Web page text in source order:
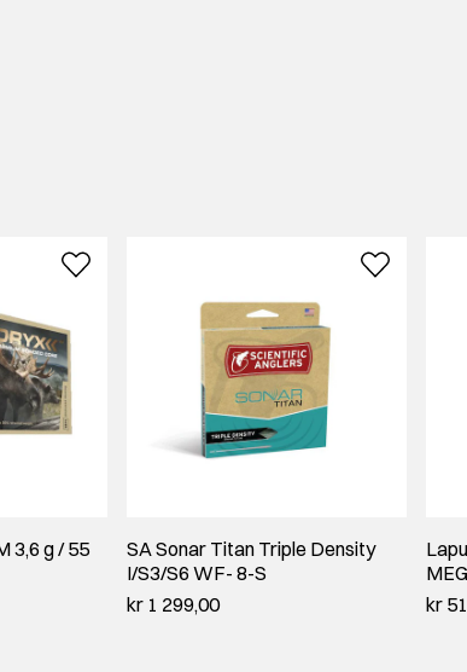
3,6 g / 55
SA Sonar Titan Triple Density
I/S3/S6 WF- 8-S
kr 1 299,00
kr